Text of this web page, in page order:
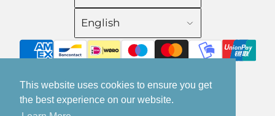
This website uses cookies to ensure you get
the best experience on our website.
English
© 2026, ĀŠĀ Spice